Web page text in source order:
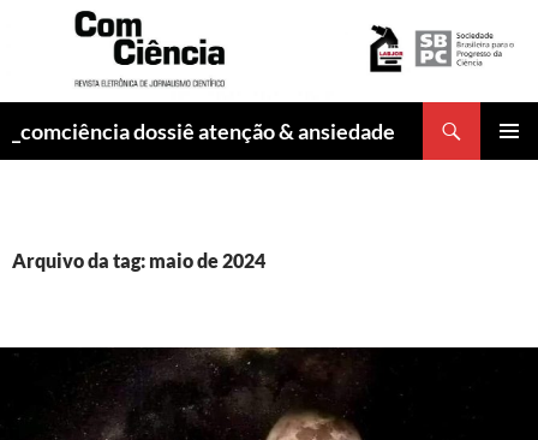
_comciência dossiê atenção & ansiedade
Arquivo da tag: maio de 2024